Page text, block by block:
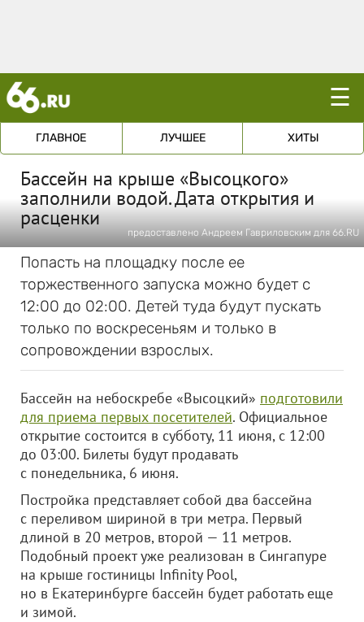
☰
ГЛАВНОЕ ЛУЧШЕЕ ХИТЫ
Бассейн на крыше «Высоцкого»
заполнили водой. Дата открытия и
расценки
предоставлено Андреем Гавриловским для 66.RU
Попасть на площадку после ее
торжественного запуска можно будет с
12:00 до 02:00. Детей туда будут пускать
только по воскресеньям и только в
сопровождении взрослых.
Бассейн на небоскребе «Высоцкий» подготовили
для приема первых посетителей. Официальное
открытие состоится в субботу, 11 июня, с 12:00
до 03:00. Билеты будут продавать
с понедельника, 6 июня.
Постройка представляет собой два бассейна
с переливом шириной в три метра. Первый
длиной в 20 метров, второй — 11 метров.
Подобный проект уже реализован в Сингапуре
на крыше гостиницы Infinity Pool,
но в Екатеринбурге бассейн будет работать еще
и зимой.